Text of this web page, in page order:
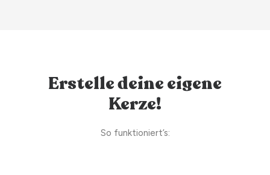
Erstelle deine eigene
Kerze!
So funktioniert’s: